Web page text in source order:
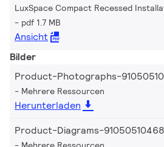
LuxSpace Compact Recessed
pdf 1.7 MB
Ansicht
Bilder
Product-Photographs-
Mehrere Ressourcen
Herunterladen
Product-Diagrams-